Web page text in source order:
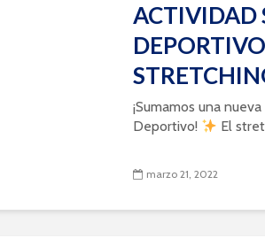
ACTIVIDAD
¡Sumamos una
Deportivo!
El
marzo 21, 2022